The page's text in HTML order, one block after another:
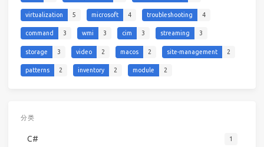
virtualization 5 microsoft 4 troubleshooting 4
command 3 wmi 3 cim 3 streaming 3
storage 3 video 2 macos 2 site-management 2
patterns 2 inventory 2 module 2
分类
C# 1